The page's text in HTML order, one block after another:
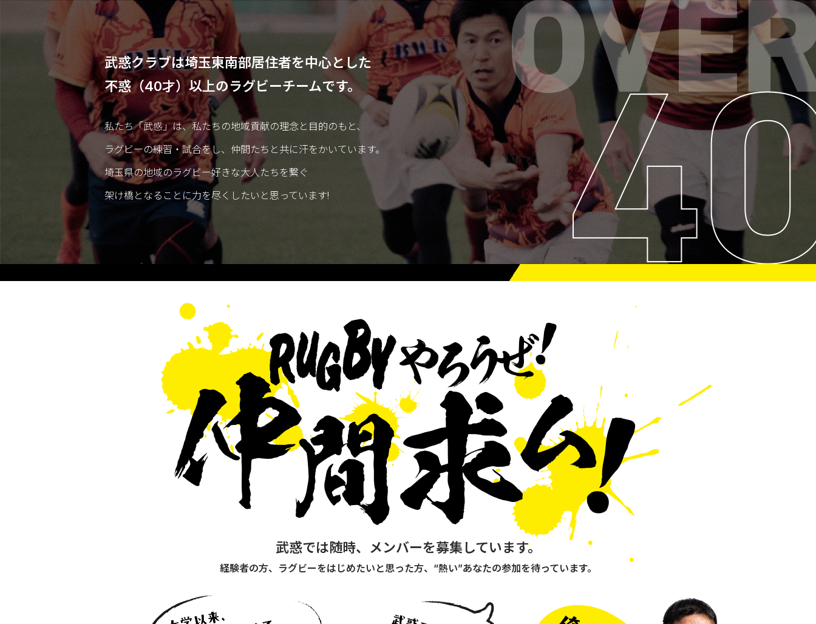
武惑クラブは埼玉東南部居住者を中心とした
不惑（40才）以上のラグビーチームです。
私たち「武惑」は、私たちの地域貢献の理念と目的のもと、
ラグビーの練習・試合をし、 仲間たちと共に汗をかいています。
埼玉県の地域のラグビー好きな大人たちを繋ぐ
架け橋となることに力を尽くしたいと思っています!
武惑では随時、メンバーを募集しています。
経験者の方、ラグビーをはじめたいと思った方、“熱い”あなたの参加を待っています。